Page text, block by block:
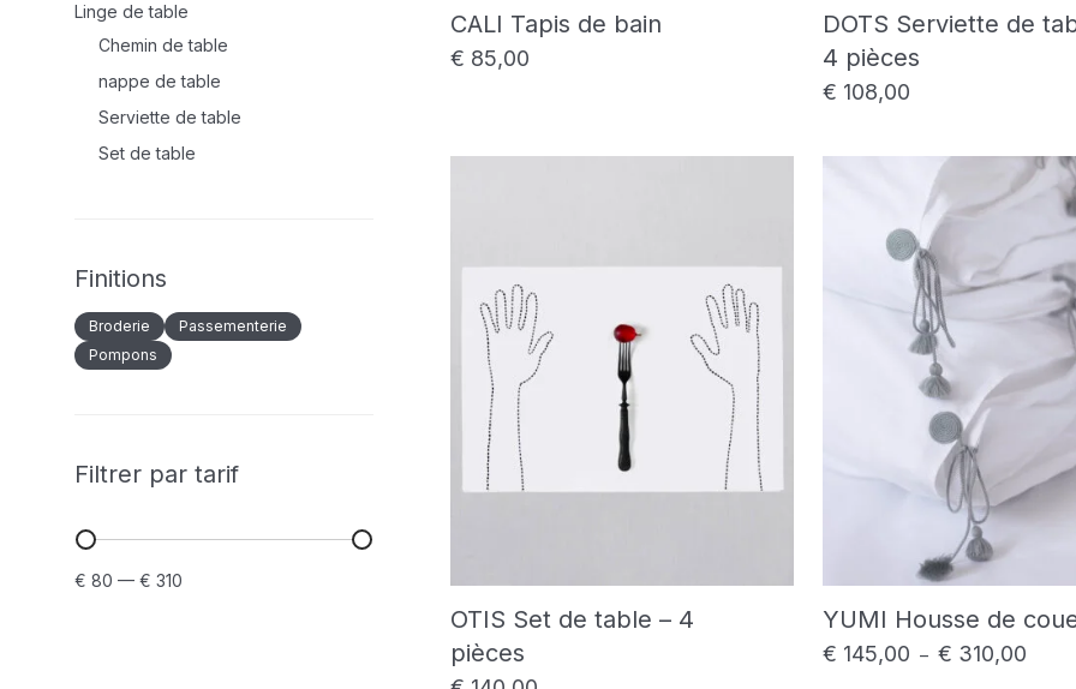
Linge de table
Chemin de table
nappe de table
Serviette de table
Set de table
Finitions
Broderie
Passementerie
Pompons
Filtrer par tarif
Prix
Prix
€ 80 — € 310
CALI Tapis de bain
€ 85,00
DOTS Serviette de
4 pièces
€ 108,00
OTIS Set de table – 4
pièces
YUMI Housse de
€ 145,00 – € 310,00Plage